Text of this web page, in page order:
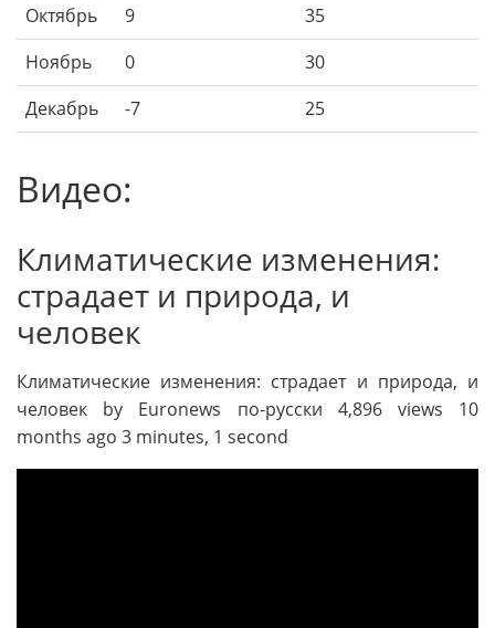
Октябрь
9
35
Ноябрь
0
30
Декабрь
-7 25
Видео:
Климатические изменения:
страдает и природа, и
человек
Климатические изменения: страдает и природа, и
человек by Euronews по-русски 4,896 views 10
months ago 3 minutes, 1 second